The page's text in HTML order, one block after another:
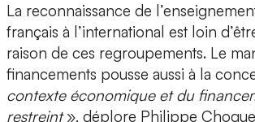
La reconnaissance de
français à l’international est loin
raison de ces regroupements. Le
financements pousse aussi à la
contexte économique et du
restreint», déplore Philippe